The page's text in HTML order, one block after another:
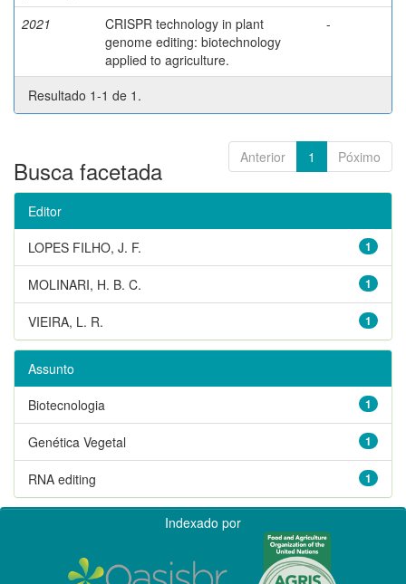
2021
CRISPR technology in plant
genome editing: biotechnology
applied to agriculture.
-
Resultado 1-1 de 1.
Anterior 1 Póximo
Busca facetada
Editor
1
LOPES FILHO, J. F.
1
MOLINARI, H. B. C.
1
VIEIRA, L. R.
Assunto
1
Biotecnologia
1
Genética Vegetal
1
RNA editing
Indexado por